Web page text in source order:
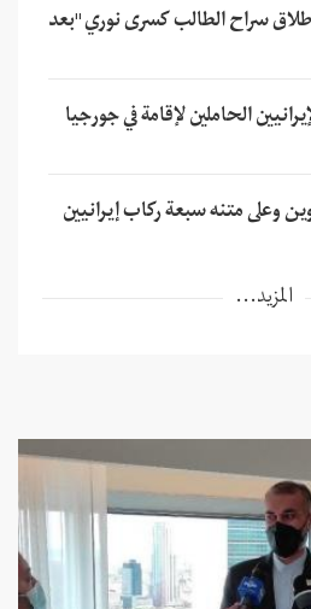
سراح الطالب كسرى نوري "بعد
الحاملين لإقامة في جورجيا
وعلى متنه سبعة ركاب إيرانيين
المزيد...